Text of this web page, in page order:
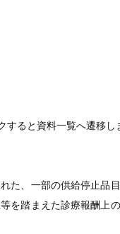
ると資料一覧へ遷移し
た、一部の供給停止品
を踏まえた診療報酬